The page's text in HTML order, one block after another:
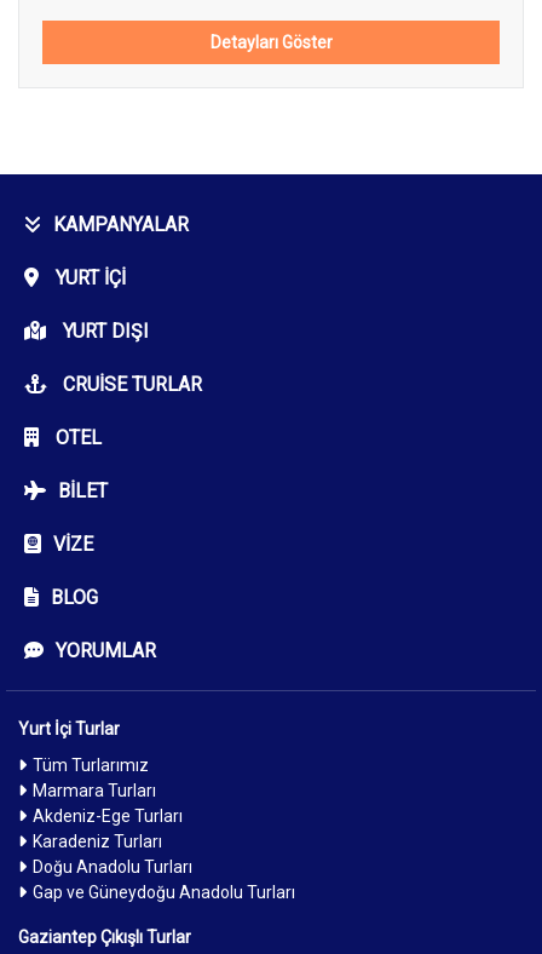
Detayları Göster
KAMPANYALAR
YURT İÇI
YURT DIŞI
CRUISE TURLAR
OTEL
BILET
VIZE
BLOG
YORUMLAR
Yurt İçi Turlar
Tüm Turlarımız
Marmara Turları
Akdeniz-Ege Turları
Karadeniz Turları
Doğu Anadolu Turları
Gap ve Güneydoğu Anadolu Turları
Gaziantep Çıkışlı Turlar